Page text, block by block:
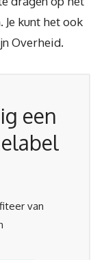
kunt het ook
Overheid.
een
van